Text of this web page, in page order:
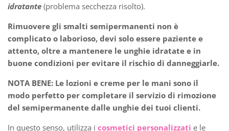
idratante (problema secchezza risolto).
Rimuovere gli smalti semipermanenti non è
complicato o laborioso, devi solo essere paziente e
attento, oltre a mantenere le unghie idratate e in
buone condizioni per evitare il rischio di danneggiarle.
NOTA BENE: Le lozioni e creme per le mani sono il
modo perfetto per completare il servizio di rimozione
del semipermanente dalle unghie dei tuoi clienti.
In questo senso, utilizza i cosmetici personalizzati e le